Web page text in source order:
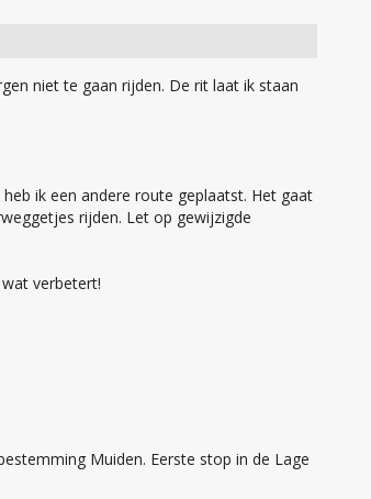
niet te gaan rijden. De rit laat ik staan
ik een andere route geplaatst. Het gaat
rijden. Let op gewijzigde
verbetert!
Muiden. Eerste stop in de Lage